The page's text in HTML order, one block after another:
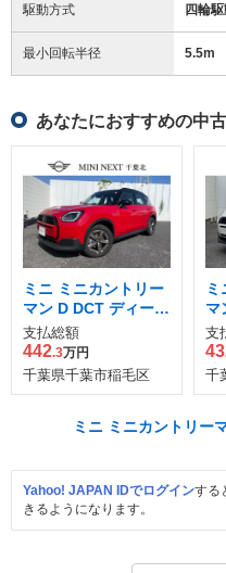
駆動方式 四輪駆
最小回転半径 5.5m
あなたにおすすめの中
ミニ ミニカントリー
マン D DCT ディーゼ
ルターボ
支払総額
442.3万円
千葉県千葉市稲毛区
マ
ル
支
千
ミニ ミニカントリー
Yahoo! JAPAN IDでログインする
きるようになります。